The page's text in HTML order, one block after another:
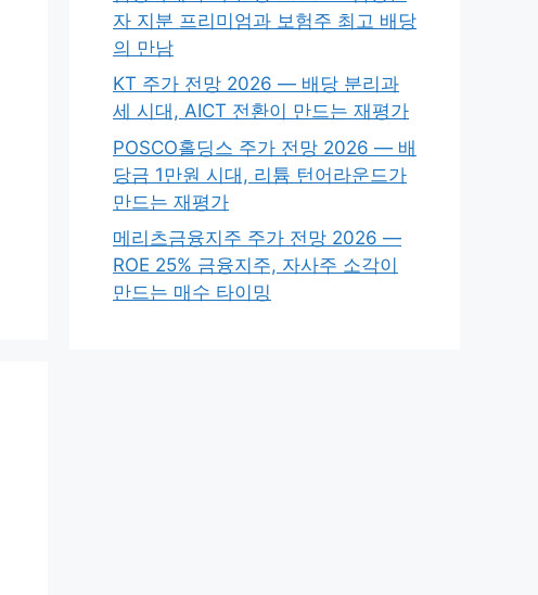
자 지분 프리미엄과 보험주 최고 배당
의 만남
KT 주가 전망 2026 — 배당 분리과
세 시대, AICT 전환이 만드는 재평가
POSCO홀딩스 주가 전망 2026 — 배
당금 1만원 시대, 리튬 턴어라운드가
만드는 재평가
메리츠금융지주 주가 전망 2026 —
ROE 25% 금융지주, 자사주 소각이
만드는 매수 타이밍